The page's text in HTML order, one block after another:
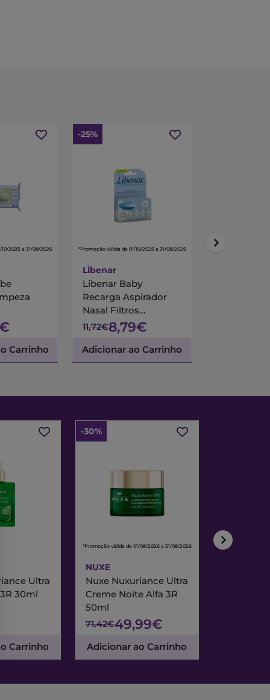
mais sensíveis, ideal para a pele do
2025 a 31/08/2026
Carrinho
-25%
*Promoção válida de 01/10/2025 a 31/08/2026
Libenar
Libenar Baby
Recarga Aspirador
Nasal Filtros
Descartáveis X20
11,72€8,79€
Adicionar ao Carrinho
*Promoção válida de
Ultra
30ml
Carrinho
-30%
*Promoção válida de 01/08/2026 a 31/08/2026
NUXE
Nuxe Nuxuriance Ultra
Creme Noite Alfa 3R
50ml
71,42€49,99€
Adicionar ao Carrinho
*Promoção válida